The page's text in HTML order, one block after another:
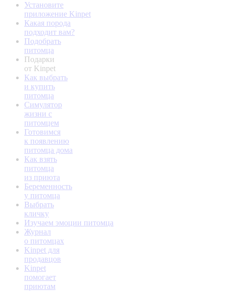
Установите
приложение Kinpet
Какая порода
подходит вам?
Подобрать
питомца
Подарки
от Kinpet
Как выбрать
и купить
питомца
Симулятор
жизни с
питомцем
Готовимся
к появлению
питомца дома
Как взять
питомца
из приюта
Беременность
у питомца
Выбрать
кличку
Изучаем эмоции питомца
Журнал
о питомцах
Kinpet для
продавцов
Kinpet
помогает
приютам